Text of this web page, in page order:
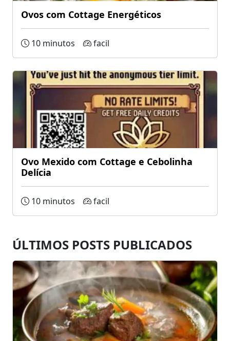
Ovos com Cottage Energéticos
10 minutos facil
Ovo Mexido com Cottage e Cebolinha
Delícia
10 minutos facil
ÚLTIMOS POSTS PUBLICADOS